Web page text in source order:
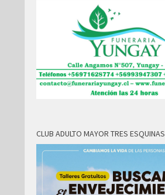
CLUB ADULTO MAYOR TRES ESQUINAS